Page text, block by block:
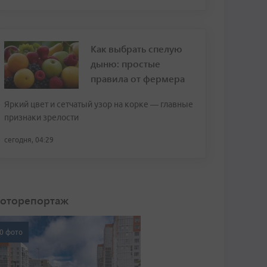
Как выбрать спелую
дыню: простые
правила от фермера
Яркий цвет и сетчатый узор на корке — главные
признаки зрелости
сегодня, 04:29
фото